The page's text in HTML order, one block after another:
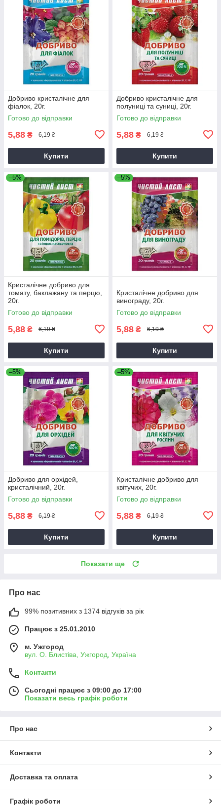
Добриво кристалічне для
фіалок, 20г.
Готово до відправки
5,88 ₴ 6,19 ₴
Купити
Добриво кристалічне для
полуниці та суниці, 20г.
Готово до відправки
5,88 ₴ 6,19 ₴
Купити
–5%
Кристалічне добриво для
томату, баклажану та перцю,
20г.
Готово до відправки
5,88 ₴ 6,19 ₴
Купити
–5%
Кристалічне добриво для
винограду, 20г.
Готово до відправки
5,88 ₴ 6,19 ₴
Купити
–5%
Добриво для орхідей,
кристалічний, 20г.
Готово до відправки
5,88 ₴ 6,19 ₴
Купити
–5%
Кристалічне добриво для
квітучих, 20г.
Готово до відправки
5,88 ₴ 6,19 ₴
Купити
Показати ще
Про нас
99% позитивних з 1374 відгуків за рік
Працює з 25.01.2010
м. Ужгород
вул. О. Блистіва, Ужгород, Україна
Контакти
Сьогодні працює з 09:00 до 17:00
Показати весь графік роботи
Про нас
Контакти
Доставка та оплата
Графік роботи